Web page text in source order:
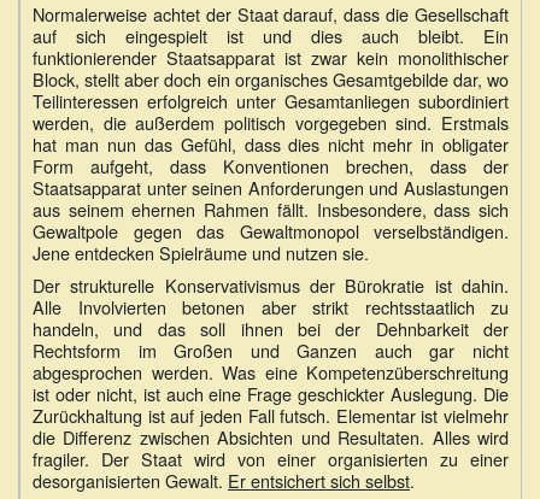
Normalerweise achtet der Staat darauf, dass die Gesellschaft
auf sich eingespielt ist und dies auch bleibt. Ein
funktionierender Staatsapparat ist zwar kein monolithischer
Block, stellt aber doch ein organisches Gesamtgebilde dar, wo
Teilinteressen erfolgreich unter Gesamtanliegen subordiniert
werden, die außerdem politisch vorgegeben sind. Erstmals
hat man nun das Gefühl, dass dies nicht mehr in obligater
Form aufgeht, dass Konventionen brechen, dass der
Staatsapparat unter seinen Anforderungen und Auslastungen
aus seinem ehernen Rahmen fällt. Insbesondere, dass sich
Gewaltpole gegen das Gewaltmonopol verselbständigen.
Jene entdecken Spielräume und nutzen sie.
Der strukturelle Konservativismus der Bürokratie ist dahin.
Alle Involvierten betonen aber strikt rechtsstaatlich zu
handeln, und das soll ihnen bei der Dehnbarkeit der
Rechtsform im Großen und Ganzen auch gar nicht
abgesprochen werden. Was eine Kompetenzüberschreitung
ist oder nicht, ist auch eine Frage geschickter Auslegung. Die
Zurückhaltung ist auf jeden Fall futsch. Elementar ist vielmehr
die Differenz zwischen Absichten und Resultaten. Alles wird
fragiler. Der Staat wird von einer organisierten zu einer
desorganisierten Gewalt. Er entsichert sich selbst.